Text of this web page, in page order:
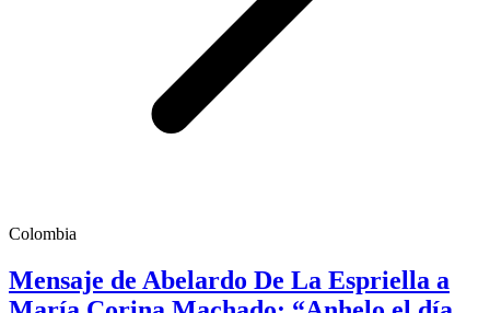
Colombia
Mensaje de Abelardo De La Espriella a